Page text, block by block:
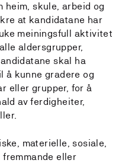
heim, skule, arbeid og
at kandidatane har
meiningsfull aktivitet
aldersgrupper,
skal ha
å kunne gradere og
eller grupper, for å
av ferdigheiter,
materielle, sosiale,
eller